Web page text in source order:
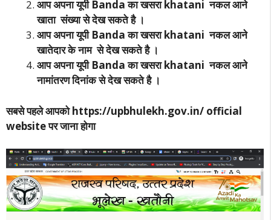
आप अपना यूपी Banda का खसरा khatani नकल आने
खाता संख्या से देख सकते है ।
आप अपना यूपी Banda का खसरा khatani नकल आने
खातेदार के नाम से देख सकते है ।
आप अपना यूपी Banda का खसरा khatani नकल आने
नामांतरण दिनांक से देख सकते है ।
सबसे पहले आपको https://upbhulekh.gov.in/ official
website पर जाना होगा